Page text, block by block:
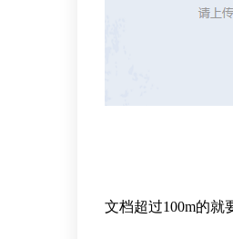
文档超过100m的就